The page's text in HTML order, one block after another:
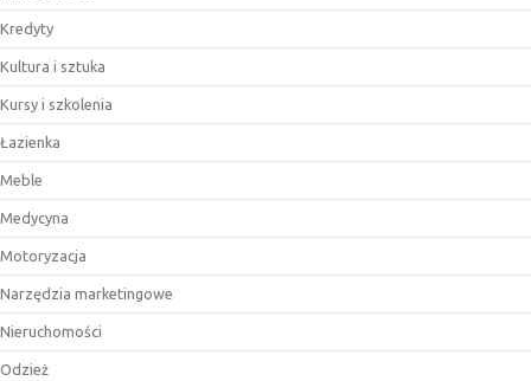
Kredyty
Kultura i sztuka
Kursy i szkolenia
Łazienka
Meble
Medycyna
Motoryzacja
Narzędzia marketingowe
Nieruchomości
Odzież